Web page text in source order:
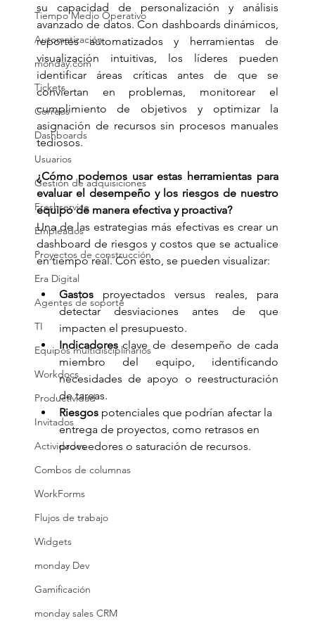
Tiempo Medio Operativo
Automatización
monday.com
Tickets
Correos
Dashboards
Usuarios
Gestión de adquisiciones
Freshservice
Empleados
Proyectos de construcción
Era Digital
Agentes de soporte
TI
Equipos multidisciplinarios
Workdocs
Productividad
Invitados
Actividades
Combos de columnas
WorkForms
Flujos de trabajo
Widgets
monday Dev
Gamificación
monday sales CRM
su capacidad de personalización y análisis
avanzado de datos. Con dashboards dinámicos,
reportes automatizados y herramientas de
visualización intuitivas, los líderes pueden
identificar áreas críticas antes de que se
conviertan en problemas, monitorear el
cumplimiento de objetivos y optimizar la
asignación de recursos sin procesos manuales
tediosos.
¿Cómo podemos usar estas herramientas para
evaluar el desempeño y los riesgos de nuestro
equipo de manera efectiva y proactiva?
Una de las estrategias más efectivas es crear un
dashboard de riesgos y costos que se actualice
en tiempo real. Con esto, se pueden visualizar:
Gastos proyectados versus reales, para
detectar desviaciones antes de que
impacten el presupuesto.
Indicadores clave de desempeño de cada
miembro del equipo, identificando
necesidades de apoyo o reestructuración
de tareas.
Riesgos potenciales que podrían afectar la
entrega de proyectos, como retrasos en
proveedores o saturación de recursos.